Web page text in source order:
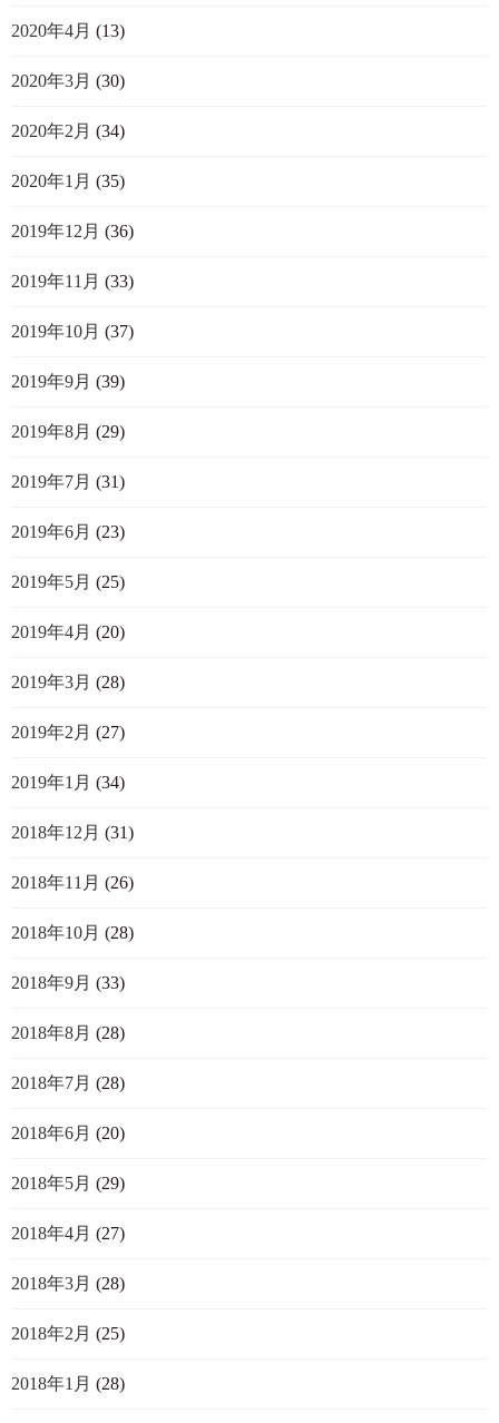
2020年4月 (13)
2020年3月 (30)
2020年2月 (34)
2020年1月 (35)
2019年12月 (36)
2019年11月 (33)
2019年10月 (37)
2019年9月 (39)
2019年8月 (29)
2019年7月 (31)
2019年6月 (23)
2019年5月 (25)
2019年4月 (20)
2019年3月 (28)
2019年2月 (27)
2019年1月 (34)
2018年12月 (31)
2018年11月 (26)
2018年10月 (28)
2018年9月 (33)
2018年8月 (28)
2018年7月 (28)
2018年6月 (20)
2018年5月 (29)
2018年4月 (27)
2018年3月 (28)
2018年2月 (25)
2018年1月 (28)